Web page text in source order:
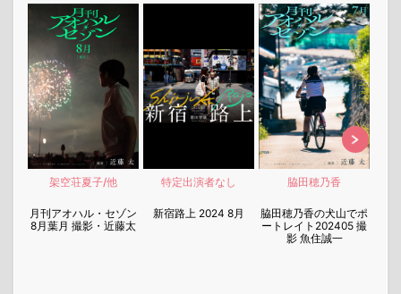
架空荘夏子/他
月刊アオハル・セゾン
8月葉月 撮影・近藤太
特定出演者なし
新宿路上 2024 8月
脇田穂乃香
脇田穂乃香の犬山でポ
ートレイト202405 撮
影 魚住誠一